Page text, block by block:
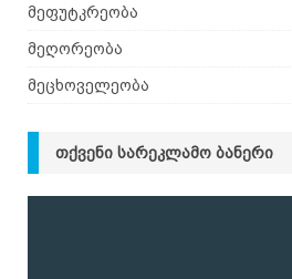
მეფუტკრეობა
მეღორეობა
მეცხოველეობა
ᲗᲥᲕᲔᲜᲘ ᲡᲐᲠᲔᲙᲚᲐᲛᲝ ᲑᲐᲜᲔᲠᲘ